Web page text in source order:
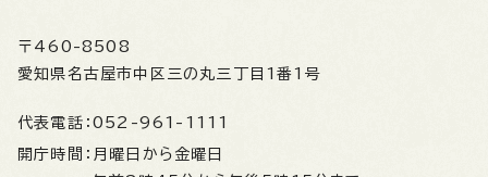
〒460-8508
愛知県名古屋市中区三の丸三丁目1番1号
代表電話： 052-961-1111
開庁時間： 月曜日から金曜日